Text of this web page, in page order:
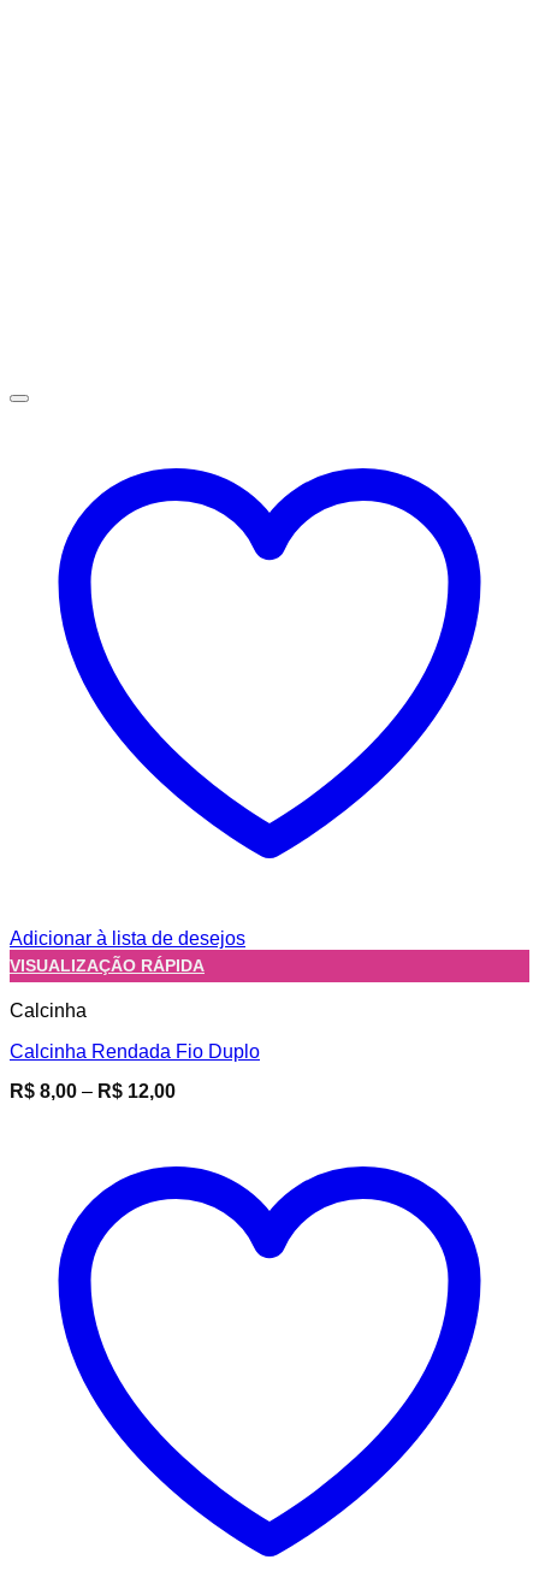
Adicionar à lista de desejos
VISUALIZAÇÃO RÁPIDA
Calcinha
Calcinha Rendada Fio Duplo
R$ 8,00 – R$ 12,00Faixa
através
R$ 12,00